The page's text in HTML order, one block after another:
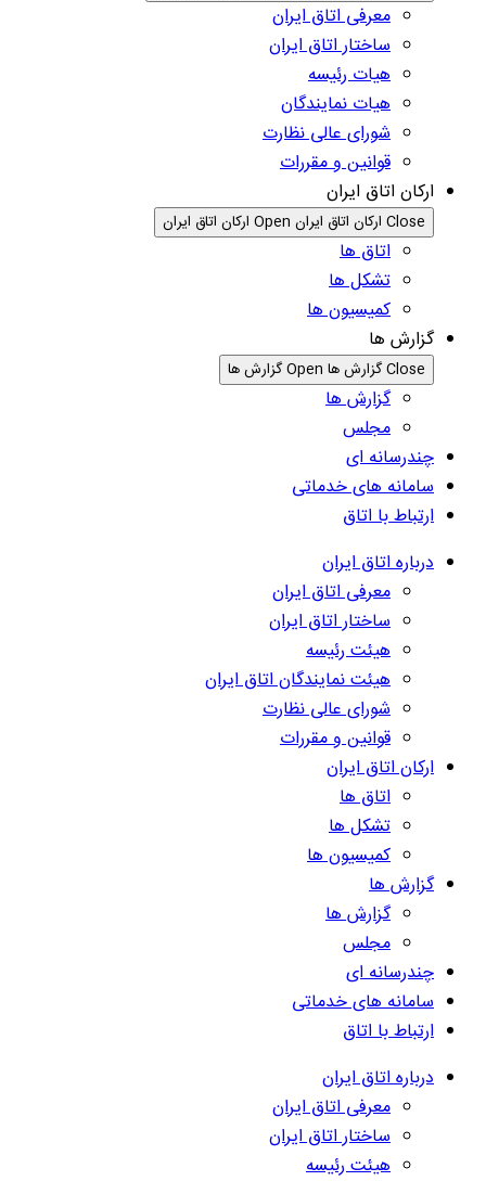
معرفی اتاق ایران
ساختار اتاق ایران
هیات رئیسه
هیات نمایندگان
شورای عالی نظارت
قوانین و مقررات
ارکان اتاق ایران
Close ارکان اتاق ایران Open ارکان اتاق ایران
اتاق ها
تشکل ها
کمیسیون ها
گزارش ها
Close گزارش ها Open گزارش ها
گزارش ها
مجلس
چندرسانه ای
سامانه های خدماتی
ارتباط با اتاق
درباره اتاق ایران
معرفی اتاق ایران
ساختار اتاق ایران
هیئت رئیسه
هیئت نمایندگان اتاق ایران
شورای عالی نظارت
قوانین و مقررات
ارکان اتاق ایران
اتاق ها
تشکل ها
کمیسیون ها
گزارش ها
گزارش ها
مجلس
چندرسانه ای
سامانه های خدماتی
ارتباط با اتاق
درباره اتاق ایران
معرفی اتاق ایران
ساختار اتاق ایران
هیئت رئیسه